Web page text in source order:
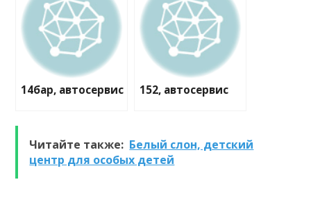
14бар, автосервис 152, автосервис
Читайте также: Белый слон, детский
центр для особых детей